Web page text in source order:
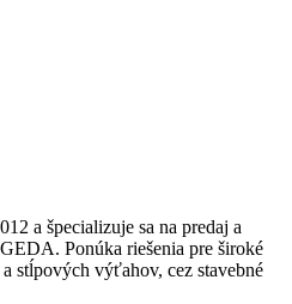
a špecializuje sa na predaj a
Ponúka riešenia pre široké
stĺpových výťahov, cez stavebné